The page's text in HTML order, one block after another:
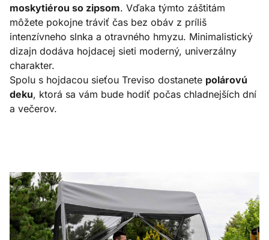
moskytiérou so zipsom. Vďaka týmto záštitám
môžete pokojne tráviť čas bez obáv z príliš
intenzívneho slnka a otravného hmyzu. Minimalistický
dizajn dodáva hojdacej sieti moderný, univerzálny
charakter.
Spolu s hojdacou sieťou Treviso dostanete polárovú
deku, ktorá sa vám bude hodiť počas chladnejších dní
a večerov.